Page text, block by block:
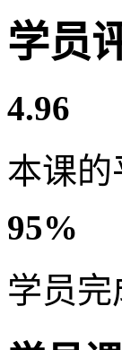
学员
4.96
本课的
95%
学员